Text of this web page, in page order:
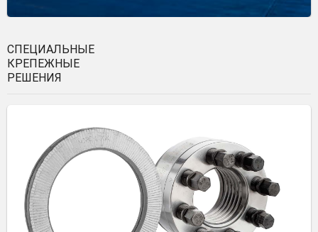
СПЕЦИАЛЬНЫЕ
КРЕПЕЖНЫЕ
РЕШЕНИЯ